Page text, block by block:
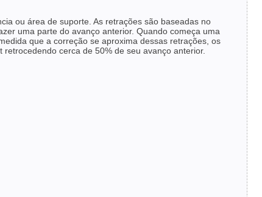
ou área de suporte. As retrações são baseadas no
uma parte do avanço anterior. Quando começa uma
que a correção se aproxima dessas retrações, os
cerca de 50% de seu avanço anterior.